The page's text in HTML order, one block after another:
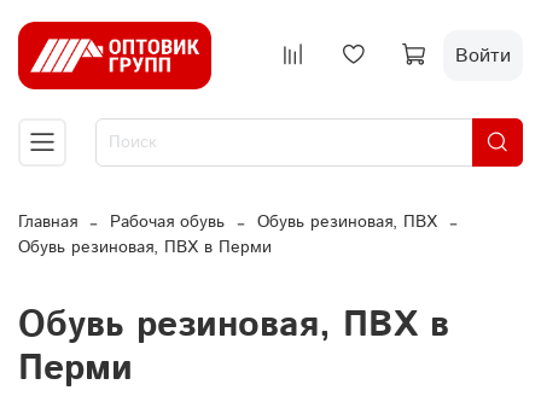
Войти
Главная Рабочая обувь
Обувь резиновая, ПВХ
Обувь резиновая, ПВХ в Перми
Обувь резиновая, ПВХ в
Перми